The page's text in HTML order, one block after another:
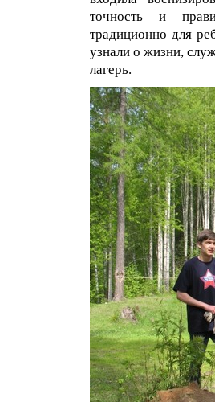
точность и
традиционно для
узнали о жизни,
лагерь.